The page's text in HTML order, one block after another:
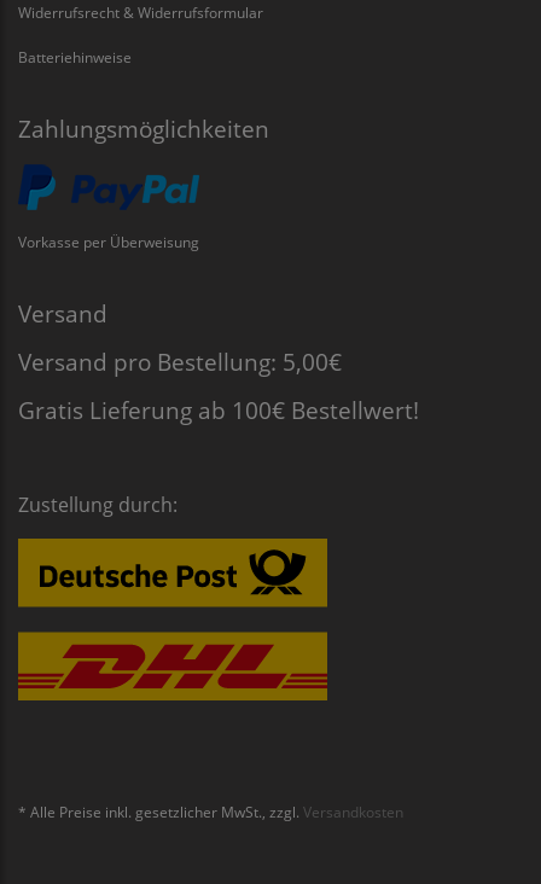
Widerrufsrecht & Widerrufsformular
Batteriehinweise
Zahlungsmöglichkeiten
Vorkasse per Überweisung
Versand
Versand pro Bestellung: 5,00€
Gratis Lieferung ab 100€ Bestellwert!
Zustellung durch:
* Alle Preise inkl. gesetzlicher MwSt., zzgl. Versandkosten